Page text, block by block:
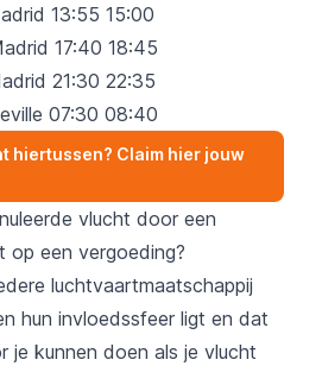
13:55 15:00
17:40 18:45
21:30 22:35
07:30 08:40
hiertussen? Claim hier jouw
vlucht door een
op een vergoeding?
luchtvaartmaatschappij
hun invloedssfeer ligt en dat
je kunnen doen als je vlucht